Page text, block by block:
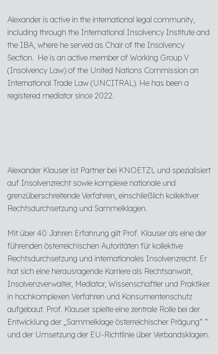
Alexander is active in the international legal community,
including through the International Insolvency Institute and
the IBA, where he served as Chair of the Insolvency
Section. He is an active member of Working Group V
(Insolvency Law) of the United Nations Commission on
International Trade Law (UNCITRAL). He has been a
registered mediator since 2022.
Alexander Klauser ist Partner bei KNOETZL und spezialisiert
auf Insolvenzrecht sowie komplexe nationale und
grenzüberschreitende Verfahren, einschließlich kollektiver
Rechtsdurchsetzung und Sammelklagen.
Mit über 40 Jahren Erfahrung gilt Prof. Klauser als eine der
führenden österreichischen Autoritäten für kollektive
Rechtsdurchsetzung und internationales Insolvenzrecht. Er
hat sich eine herausragende Karriere als Rechtsanwalt,
Insolvenzverwalter, Mediator, Wissenschaftler und Praktiker
in hochkomplexen Verfahren und Konsumentenschutz
aufgebaut. Prof. Klauser spielte eine zentrale Rolle bei der
Entwicklung der „Sammelklage österreichischer Prägung” “
und der Umsetzung der EU-Richtlinie über Verbandsklagen.